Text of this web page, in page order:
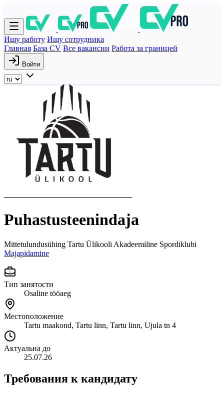
Ищу работу Ищу сотрудника
Главная База CV Все вакансии Работа за границей
Войти
Puhastusteenindaja
Mittetulundusühing Tartu Ülikooli Akadeemiline Spordiklubi
Majapidamine
Тип занятости
Osaline tööaeg
Местоположение
Tartu maakond, Tartu linn, Tartu linn, Ujula tn 4
Актуальна до
25.07.26
Требования к кандидату